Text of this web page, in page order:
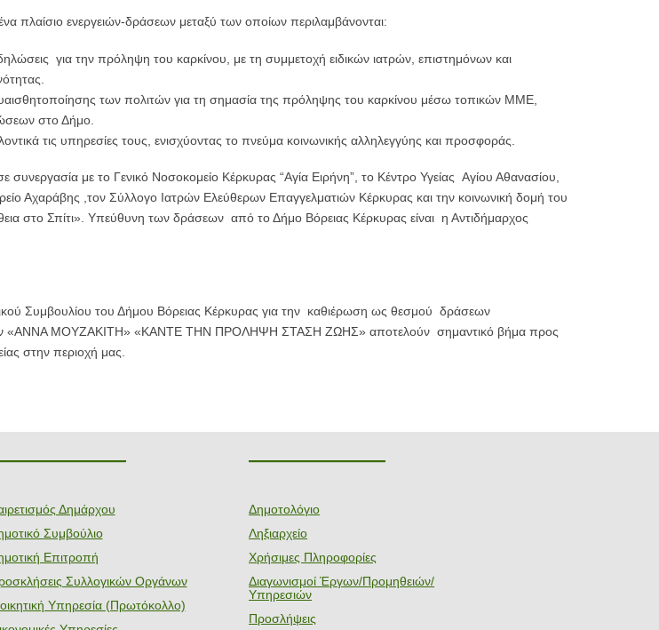
πλαίσιο ενεργειών-δράσεων μεταξύ των οποίων περιλαμβάνονται:
για την πρόληψη του καρκίνου, με τη συμμετοχή ειδικών ιατρών, επιστημόνων και
των πολιτών για τη σημασία της πρόληψης του καρκίνου μέσω τοπικών ΜΜΕ,
στο Δήμο.
τις υπηρεσίες τους, ενισχύοντας το πνεύμα κοινωνικής αλληλεγγύης και προσφοράς.
συνεργασία με το Γενικό Νοσοκομείο Κέρκυρας “Αγία Ειρήνη”, το Κέντρο Υγείας Αγίου Αθανασίου,
Αχαράβης ,τον Σύλλογο Ιατρών Ελεύθερων Επαγγελματιών Κέρκυρας και την κοινωνική δομή του
στο Σπίτι». Υπεύθυνη των δράσεων από το Δήμο Βόρειας Κέρκυρας είναι η Αντιδήμαρχος
Συμβουλίου του Δήμου Βόρειας Κέρκυρας για την καθιέρωση ως θεσμού δράσεων
«ΑΝΝΑ ΜΟΥΖΑΚΙΤΗ» «ΚΑΝΤΕ ΤΗΝ ΠΡΟΛΗΨΗ ΣΤΑΣΗ ΖΩΗΣ» αποτελούν σημαντικό βήμα προς
στην περιοχή μας.
Δημάρχου
Συμβούλιο
Επιτροπή
Συλλογικών Οργάνων
Υπηρεσία (Πρωτόκολλο)
———————
Δημοτολόγιο
Ληξιαρχείο
Χρήσιμες Πληροφορίες
Διαγωνισμοί Έργων/Προμηθειών/
Υπηρεσιών
Προσλήψεις